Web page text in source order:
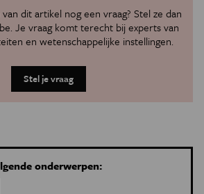
dit artikel nog een vraag? Stel ze dan
. Je vraag komt terecht bij experts van
en wetenschappelijke instellingen.
Stel je vraag
onderwerpen: